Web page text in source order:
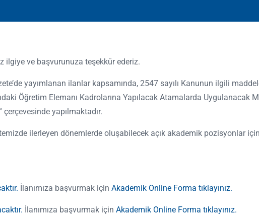
ilgiye ve başvurunuza teşekkür ederiz.
yayımlanan ilanlar kapsamında, 2547 sayılı Kanunun ilgili
Öğretim Elemanı Kadrolarına Yapılacak Atamalarda Uygulanacak
yapılmaktadır.
ilerleyen dönemlerde oluşabilecek açık akademik pozisyonlar
İlanımıza başvurmak için Akademik Online Forma tıklayınız.
İlanımıza başvurmak için Akademik Online Forma tıklayınız.